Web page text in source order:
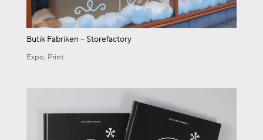
Butik Fabriken – Storefactory
Expo, Print